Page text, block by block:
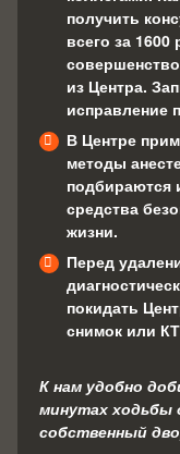
получить
всего за
из Центра.
исправление
В Центре
методы
подбираются
средства
жизни.
Перед
покидать
снимок или
К нам удобно
минутах ходьбы
собственный